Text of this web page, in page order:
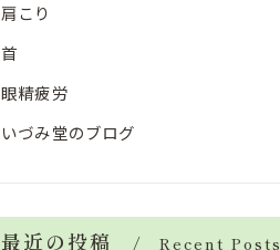
肩こり
首
眼精疲労
いづみ堂のブログ
最近の投稿 Recent Posts